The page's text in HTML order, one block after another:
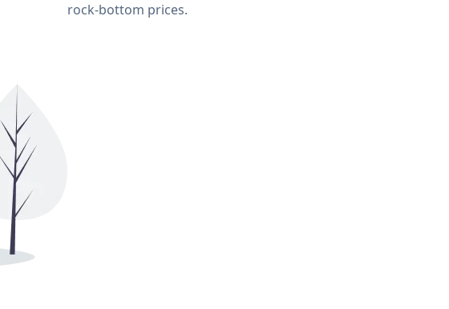
rock-bottom prices.